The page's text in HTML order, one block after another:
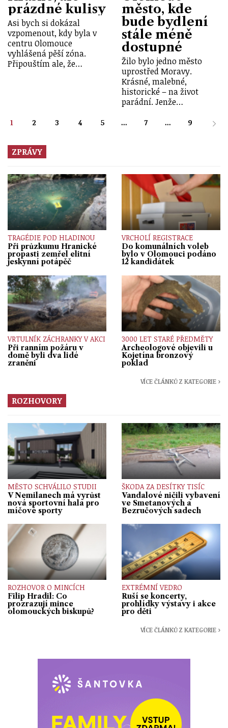
prázdné kulisy
Asi bych si dokázal
vzpomenout, kdy byla v
centru Olomouce
vyhlášená pěší zóna.
Připouštím ale, že…
město, kde
bude bydlení
stále méně
dostupné
Žilo bylo jedno město
uprostřed Moravy.
Krásné, malebné,
historické – na život
parádní. Jenže…
1 2 3 4 5 ... 7 ... 9
ZPRÁVY
TRAGÉDIE POD HLADINOU
Při průzkumu Hranické
propasti zemřel elitní
jeskynní potápěč
VRCHOLÍ REGISTRACE
Do komunálních voleb
bylo v Olomouci podáno
12 kandidátek
VRTULNÍK ZÁCHRANKY V AKCI
Při ranním požáru v
domě byli dva lidé
zraněni
3000 LET STARÉ PŘEDMĚTY
Archeologové objevili u
Kojetína bronzový
poklad
VÍCE ČLÁNKŮ Z KATEGORIE ›
ROZHOVORY
MĚSTO SCHVÁLILO STUDII
V Nemilanech má vyrůst
nová sportovní hala pro
míčové sporty
ŠKODA ZA DESÍTKY TISÍC
Vandalové ničili vybavení
ve Smetanových a
Bezručových sadech
ROZHOVOR O MINCÍCH
Filip Hradil: Co
prozrazují mince
olomouckých biskupů?
EXTRÉMNÍ VEDRO
Ruší se koncerty,
prohlídky výstavy i akce
pro děti
VÍCE ČLÁNKŮ Z KATEGORIE ›